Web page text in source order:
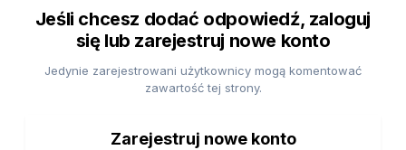
Jeśli chcesz dodać odpowiedź, zaloguj
się lub zarejestruj nowe konto
Jedynie zarejestrowani użytkownicy mogą komentować
zawartość tej strony.
Zarejestruj nowe konto